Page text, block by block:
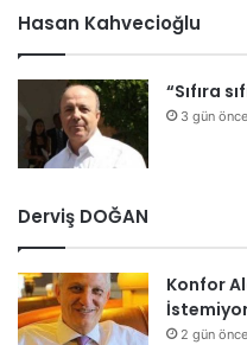
Hasan Kahvecioğlu
“Sıfıra
3 gün önce
Derviş DOĞAN
Konfor
2 gün önce